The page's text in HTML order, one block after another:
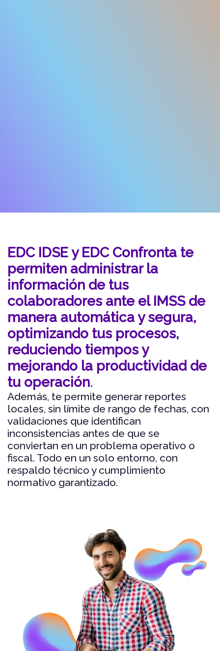
EDC IDSE y EDC Confronta te
permiten administrar la
información de tus
colaboradores ante el IMSS de
manera automática y segura,
optimizando tus procesos,
reduciendo tiempos y
mejorando la productividad de
tu operación.
Además, te permite generar reportes
locales, sin límite de rango de fechas, con
validaciones que identifican
inconsistencias antes de que se
conviertan en un problema operativo o
fiscal. Todo en un solo entorno, con
respaldo técnico y cumplimiento
normativo garantizado.